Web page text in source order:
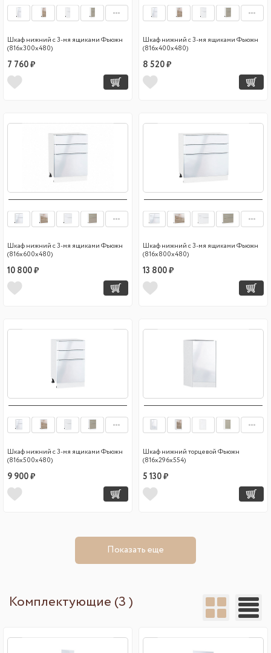
Шкаф нижний с 3-мя ящиками Фьюжн
(816х300х480)
7 760 ₽
Шкаф нижний с 3-мя ящиками Фьюжн
(816х400х480)
8 520 ₽
Шкаф нижний с 3-мя ящиками Фьюжн
(816х600х480)
10 800 ₽
Шкаф нижний с 3-мя ящиками Фьюжн
(816х800х480)
13 800 ₽
Шкаф нижний с 3-мя ящиками Фьюжн
(816х500х480)
9 900 ₽
Шкаф нижний торцевой Фьюжн
(816х296х554)
5 130 ₽
Показать еще
Комплектующие (3 )